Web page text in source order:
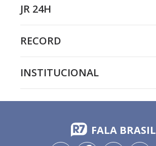
JR 24H
RECORD
INSTITUCIONAL
FALA BRASIL